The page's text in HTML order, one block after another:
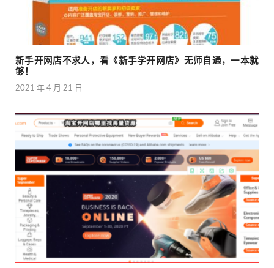
新手开网店不求人，看《新手学开网店》无师自通，一本就
够！
2021 年 4 月 21 日